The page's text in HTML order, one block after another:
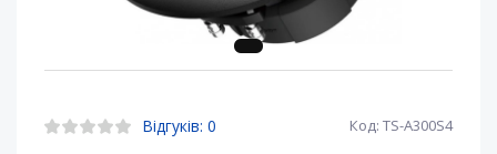
Відгуків: 0 Код: TS-А300S4